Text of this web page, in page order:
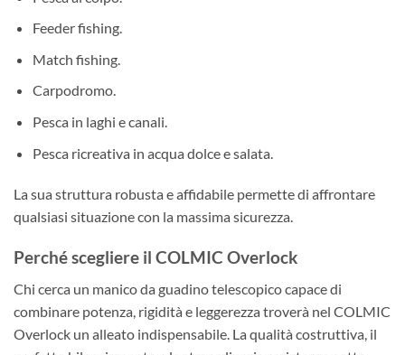
Feeder fishing.
Match fishing.
Carpodromo.
Pesca in laghi e canali.
Pesca ricreativa in acqua dolce e salata.
La sua struttura robusta e affidabile permette di affrontare
qualsiasi situazione con la massima sicurezza.
Perché scegliere il COLMIC Overlock
Chi cerca un manico da guadino telescopico capace di
combinare potenza, rigidità e leggerezza troverà nel COLMIC
Overlock un alleato indispensabile. La qualità costruttiva, il